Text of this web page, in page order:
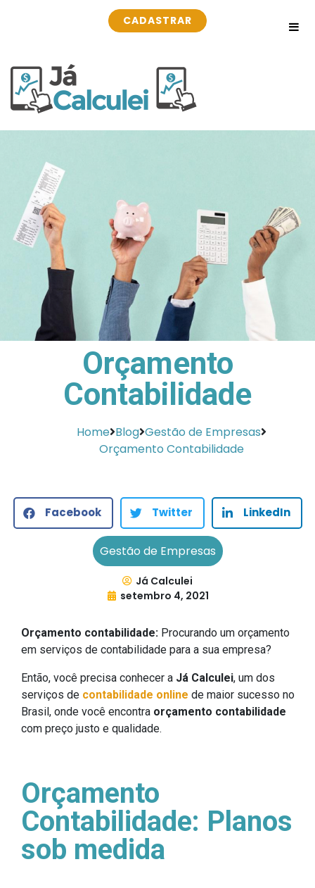
CADASTRAR
Orçamento
Contabilidade
Home Blog Gestão de Empresas
Orçamento Contabilidade
Facebook Twitter LinkedIn
Gestão de Empresas
Já Calculei
setembro 4, 2021
Orçamento contabilidade: Procurando um orçamento
em serviços de contabilidade para a sua empresa?
Então, você precisa conhecer a Já Calculei, um dos
serviços de contabilidade online de maior sucesso no
Brasil, onde você encontra orçamento contabilidade
com preço justo e qualidade.
Orçamento
Contabilidade: Planos
sob medida